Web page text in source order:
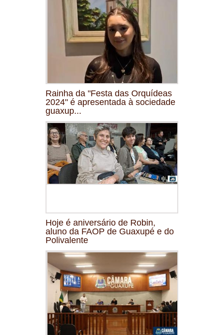
Rainha da "Festa das Orquídeas
2024" é apresentada à sociedade
guaxup...
Hoje é aniversário de Robin,
aluno da FAOP de Guaxupé e do
Polivalente